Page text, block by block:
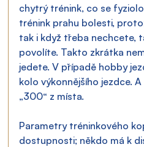
chytrý trénink, co se
trénink prahu bolesti,
tak i když třeba nechcete,
povolíte. Takto zkrátka
jedete. V případě hobby
kolo výkonnějšího jezdce.
„300“ z místa.
Parametry tréninkového
dostupnosti; někdo má k